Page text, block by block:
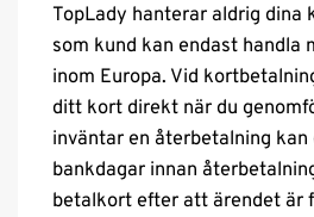
TopLady hanterar aldrig dina
som kund kan endast handla
inom Europa. Vid
ditt kort direkt när du
inväntar en återbetalning kan
bankdagar innan
betalkort efter att ärendet är